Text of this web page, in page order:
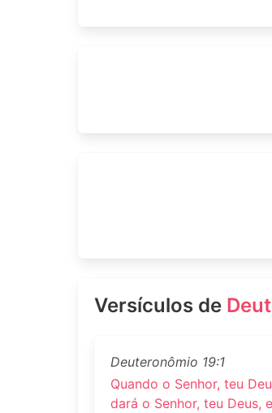
Versículos de
Deuteronômio 19:1
Quando o Senhor, teu
dará o Senhor, teu Deus,